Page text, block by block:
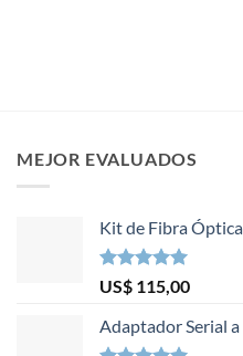
MEJOR EVALUADOS
Kit de Fibra
Valorado en
5.00 de 5
US$ 115,00
Adaptador Serial